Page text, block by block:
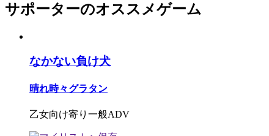
サポーターのオススメゲーム
なかない負け犬
晴れ時々グラタン
乙女向け寄り一般ADV